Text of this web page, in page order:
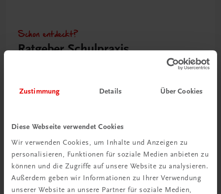
Zustimmung Details Über Cookies
Diese Webseite verwendet Cookies
Wir verwenden Cookies, um Inhalte und Anzeigen zu
personalisieren, Funktionen für soziale Medien anbieten zu
können und die Zugriffe auf unsere Website zu analysieren.
Außerdem geben wir Informationen zu Ihrer Verwendung
unserer Website an unsere Partner für soziale Medien,
Schon entdeckt?
Ratgeber Schulpraxis